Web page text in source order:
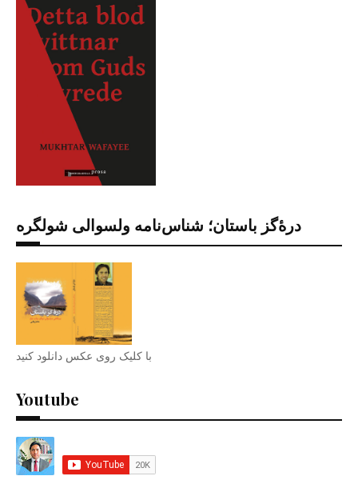
درۀگز باستان؛ شناس‌نامه ولسوالی شولگره
با کلیک روی عکس دانلود کنید
Youtube